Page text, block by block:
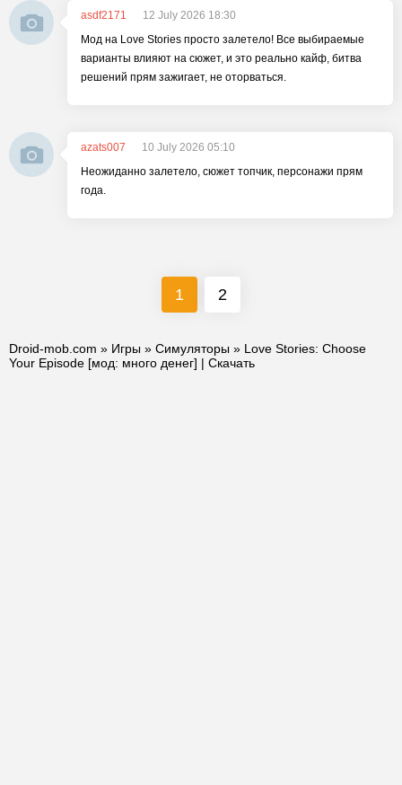
asdf2171
12 July 2026 18:30
Мод на Love Stories просто залетело! Все выбираемые
варианты влияют на сюжет, и это реально кайф, битва
решений прям зажигает, не оторваться.
azats007
10 July 2026 05:10
Неожиданно залетело, сюжет топчик, персонажи прям
года.
1 2
Droid-mob.com » Игры » Симуляторы » Love Stories: Choose
Your Episode [мод: много денег] | Скачать